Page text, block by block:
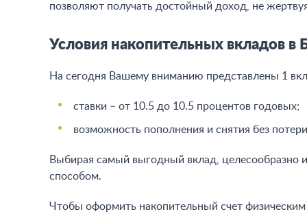
позволяют получать достойный доход, не
Условия накопительных вкладов в
На сегодня Вашему вниманию представлены 1
ставки – от 10.5 до 10.5 процентов годовых;
возможность пополнения и снятия без
Выбирая самый выгодный вклад, целесообразно
способом.
Чтобы оформить накопительный счет